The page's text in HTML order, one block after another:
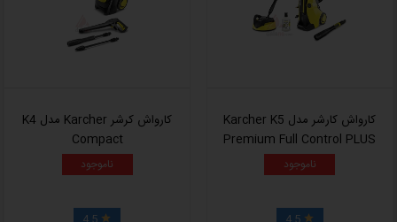
کارواش کارشر مدل Karcher K5
Premium Full Control PLUS
Home
ناموجود

کارواش کرشر Karcher مدل K4
Compact
ناموجود
